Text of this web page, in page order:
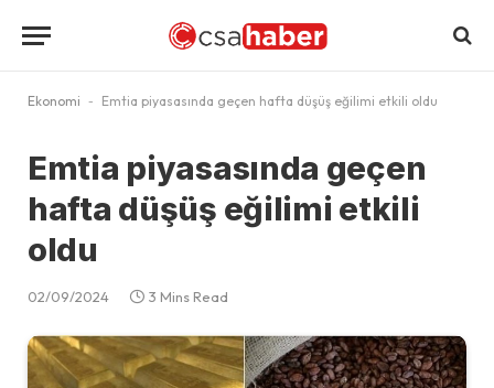
Ekonomi - Emtia piyasasında geçen hafta düşüş eğilimi etkili oldu
Emtia piyasasında geçen
hafta düşüş eğilimi etkili
oldu
02/09/2024 3 Mins Read